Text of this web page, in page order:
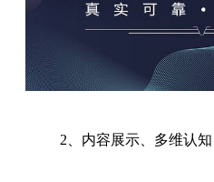
2、内容展示、多维认知